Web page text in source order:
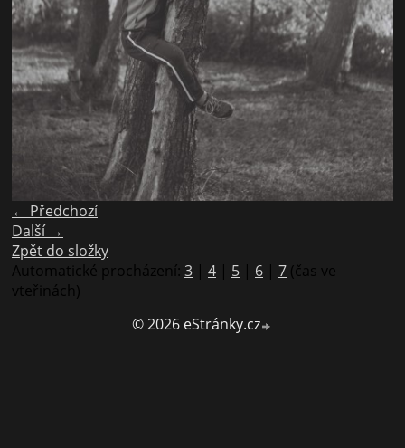
← Předchozí
Další →
Zpět do složky
Automatické procházení: 3 | 4 | 5 | 6 | 7 (čas ve
vteřinách)
© 2026 eStránky.cz